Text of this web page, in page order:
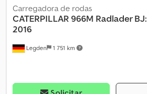
Legden 1 751 km
Carregadora de rodas
CATERPILLAR 966M Radlader BJ:
2016